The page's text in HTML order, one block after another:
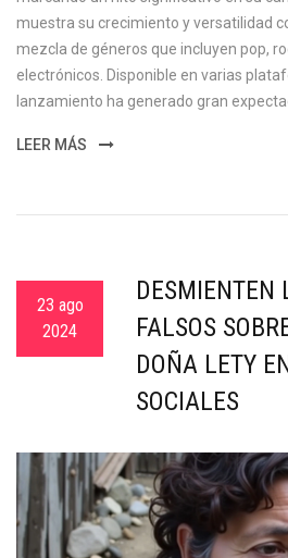
muestra su crecimiento y versatilidad
mezcla de géneros que incluyen pop,
electrónicos. Disponible en varias
lanzamiento ha generado gran
LEER MÁS
23 ago
2024
DESMIENTEN
FALSOS
DOÑA LETY
SOCIALES